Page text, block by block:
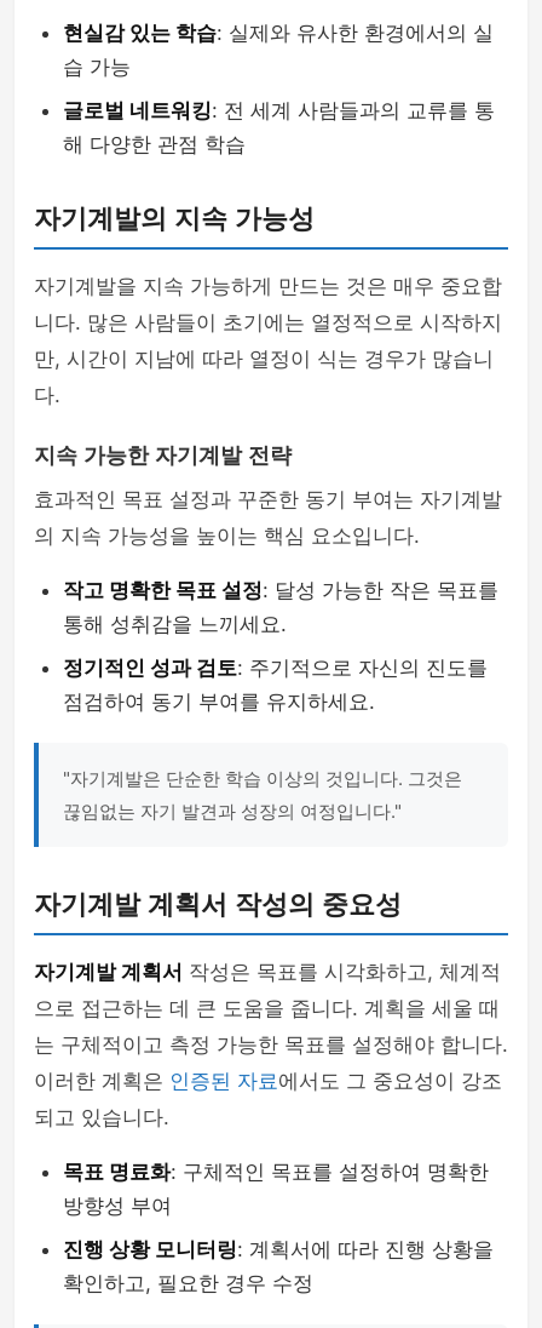
현실감 있는 학습: 실제와 유사한 환경에서의 실
습 가능
글로벌 네트워킹: 전 세계 사람들과의 교류를 통
해 다양한 관점 학습
자기계발의 지속 가능성
자기계발을 지속 가능하게 만드는 것은 매우 중요합
니다. 많은 사람들이 초기에는 열정적으로 시작하지
만, 시간이 지남에 따라 열정이 식는 경우가 많습니
다.
지속 가능한 자기계발 전략
효과적인 목표 설정과 꾸준한 동기 부여는 자기계발
의 지속 가능성을 높이는 핵심 요소입니다.
작고 명확한 목표 설정: 달성 가능한 작은 목표를
통해 성취감을 느끼세요.
정기적인 성과 검토: 주기적으로 자신의 진도를
점검하여 동기 부여를 유지하세요.
"자기계발은 단순한 학습 이상의 것입니다. 그것은
끊임없는 자기 발견과 성장의 여정입니다."
자기계발 계획서 작성의 중요성
자기계발 계획서 작성은 목표를 시각화하고, 체계적
으로 접근하는 데 큰 도움을 줍니다. 계획을 세울 때
는 구체적이고 측정 가능한 목표를 설정해야 합니다.
이러한 계획은 인증된 자료에서도 그 중요성이 강조
되고 있습니다.
목표 명료화: 구체적인 목표를 설정하여 명확한
방향성 부여
진행 상황 모니터링: 계획서에 따라 진행 상황을
확인하고, 필요한 경우 수정